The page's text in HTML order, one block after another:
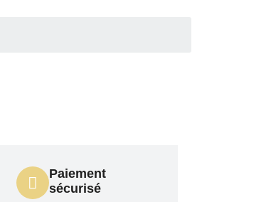
Paiement
sécurisé